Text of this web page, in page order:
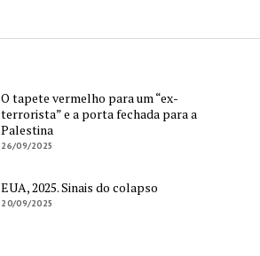
O tapete vermelho para um “ex-
terrorista” e a porta fechada para a
Palestina
26/09/2025
EUA, 2025. Sinais do colapso
20/09/2025